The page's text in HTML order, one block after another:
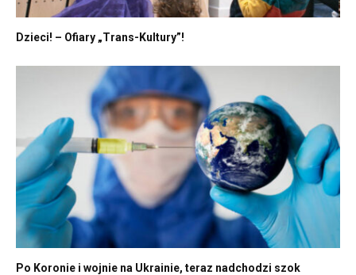
Dzieci! – Ofiary „Trans-Kultury”!
Po Koronie i wojnie na Ukrainie, teraz nadchodzi szok